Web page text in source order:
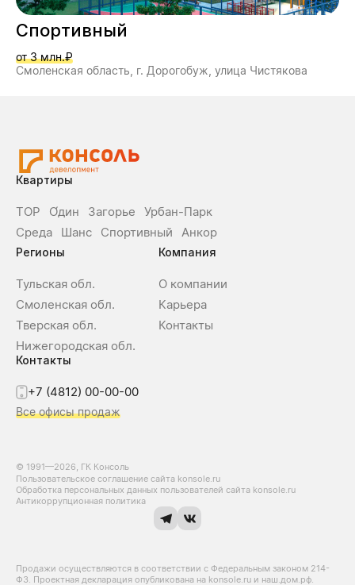
Спортивный
от 3 млн.₽
Смоленская область, г. Дорогобуж, улица Чистякова
Квартиры
ТОР О́дин Загорье
Урбан-Парк
Среда
Шанс Спортивный Анкор
Регионы
Тульская обл.
Смоленская обл.
Тверская обл.
Нижегородская обл.
Компания
О компании
Карьера
Контакты
Контакты
+7 (4812) 00-00-00
Все офисы продаж
© 1991—2026, ГК Консоль
Пользовательское соглашение сайта konsole.ru
Обработка персональных данных пользователей сайта konsole.ru
Антикоррупционная политика
Продажи осуществляются в соответствии с Федеральным законом 214-
Ф3. Проектная декларация опубликована на konsole.ru и наш.дом.рф.